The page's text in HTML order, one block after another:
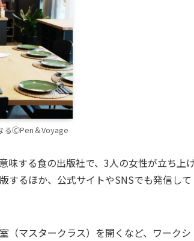
るⒸPen＆Voyage
する食の出版社で、3人の女性が立ち上
するほか、公式サイトやSNSでも発信して
（マスタークラス）を開くなど、ワークシ